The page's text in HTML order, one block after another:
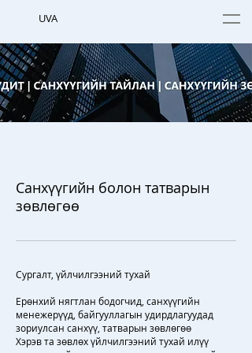
UVA
Санхүүгийн болон татварын
зөвлөгөө
Сургалт, үйлчилгээний тухай
Ерөнхий нягтлан бодогчид, санхүүгийн
менежерүүд, байгууллагын удирдлагуудад
зориулсан санхүү, татварын зөвлөгөө
Хэрэв та зөвлөх үйлчилгээний тухай илүү